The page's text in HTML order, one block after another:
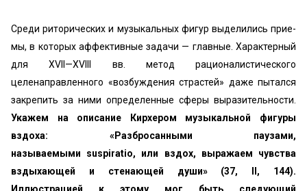
Среди риторических и музыкальных фигур выделились прие­
мы, в которых аффективные задачи — главные. Характерный
для XVII—XVIII вв. метод рационалистического
целенаправленного «возбуждения страстей» даже пытался
закрепить за ними опре­деленные сферы выразительности.
Укажем на описание Кирхером музыкальной фигуры
вздоха: «Разбросанными паузами,
называемыми suspiratio, или вздох, выражаем чувства
вздыхаю­щей и стенающей души» (37, II, 144).